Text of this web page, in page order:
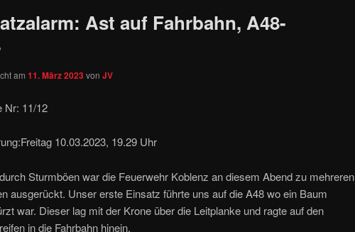
Ast auf Fahrbahn, A48-
am 11. März 2023von JV
Nr: 11/12
10.03.2023, 19.29 Uhr
Sturmböen war die Feuerwehr Koblenz an diesem Abend zu mehreren
ausgerückt. Unser erste Einsatz führte uns auf die A48 wo ein Baum
war. Dieser lag mit der Krone über die Leitplanke und ragte auf den
in die Fahrbahn hinein.